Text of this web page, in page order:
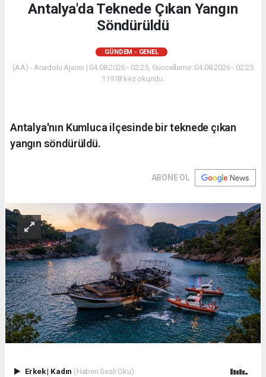
Antalya'da Teknede Çıkan Yangın
Söndürüldü
GÜNDEM - GENEL
(AA) - Anadolu Ajansı | 04.08.2026 - 02:25, Güncelleme: 04.08.2026 - 02:25
11918 kez okundu.
Antalya'nın Kumluca ilçesinde bir teknede çıkan
yangın söndürüldü.
ABONE OL
Erkek| Kadın (Haberi Sesli Oku)